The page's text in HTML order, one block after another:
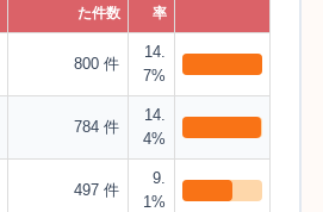
た件数
率
800 件
14.
7%
784 件
14.
4%
497 件
9.
1%